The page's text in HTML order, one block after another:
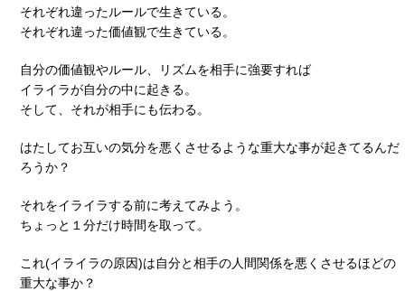
それぞれ違ったルールで生きている。
それぞれ違った価値観で生きている。
自分の価値観やルール、リズムを相手に強要すれば
イライラが自分の中に起きる。
そして、それが相手にも伝わる。
はたしてお互いの気分を悪くさせるような重大な事が起きてるんだ
ろうか？
それをイライラする前に考えてみよう。
ちょっと１分だけ時間を取って。
これ(イライラの原因)は自分と相手の人間関係を悪くさせるほどの
重大な事か？